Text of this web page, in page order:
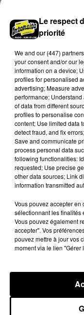
MICHEL TELO
Ai Se Eu Te
9h55
9h55
One Track Mind
TOUS LES
Le respect
priorité
We and our (447) partners
your consent and/or our
information on a device;
profiles for personalised
advertising; Measure
performance;
of data from different
profiles to personalise
content; Use limited data
detect fraud, and fix
Save and communicate
process personal data
following functionalities:
requested; Use precise
other data sources; Link
information transmitted
Vous pouvez accepter en
sélectionnant les finalités
Vous pouvez également
accepter". Vos
pouvez mettre à jour vos
moment via le lien "Gérer